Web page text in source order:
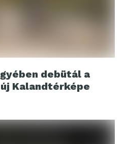
debütál a
Kalandtérképe